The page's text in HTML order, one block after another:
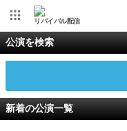
リバイバル配信
公演を検索
新着の公演一覧